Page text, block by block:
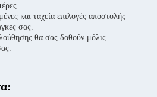
και ταχεία επιλογές αποστολής
σας.
θα σας δοθούν μόλις